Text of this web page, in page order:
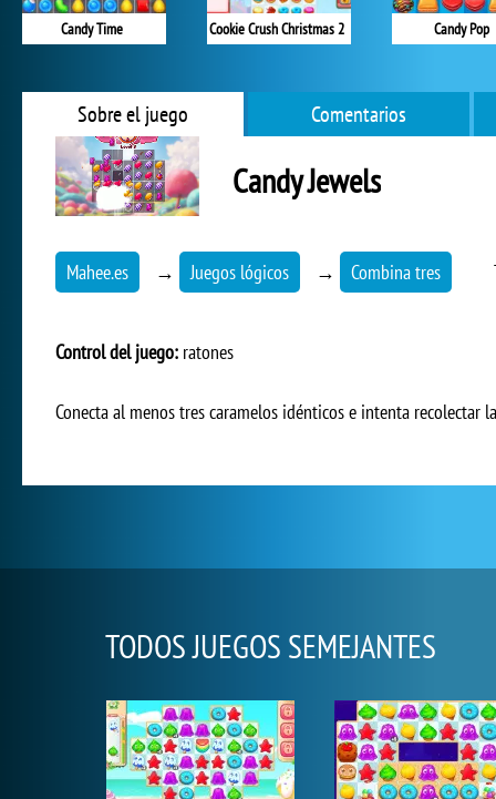
Candy Time Cookie Crush Christmas 2 Candy Pop
Sobre el juego Comentarios
Candy Jewels
Mahee.es → Juegos lógicos → Combina tres
Control del juego: ratones
Conecta al menos tres caramelos idénticos e intenta
TODOS JUEGOS SEMEJANTES